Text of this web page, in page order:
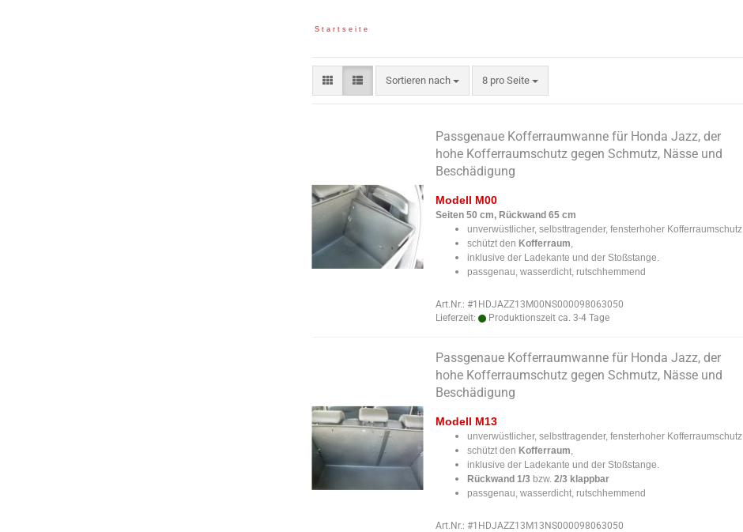
S t a r t s e i t e
Sortieren nach
Sortieren nach 8 pro Seite
pro Seite
Passgenaue Kofferraumwanne für Honda Jazz, der
hohe Kofferraumschutz gegen Schmutz, Nässe und
Beschädigung
Modell M00
Seiten 50 cm, Rückwand 65 cm
unverwüstlicher, selbsttragender, fensterhoher Kofferraumschutz
schützt den Kofferraum,
inklusive der Ladekante und der Stoßstange.
passgenau, wasserdicht, rutschhemmend
Art.Nr.: #1HDJAZZ13M00NS000098063050
Lieferzeit:
Produktionszeit ca. 3-4 Tage
Passgenaue Kofferraumwanne für Honda Jazz, der
hohe Kofferraumschutz gegen Schmutz, Nässe und
Beschädigung
Modell M13
unverwüstlicher, selbsttragender, fensterhoher Kofferraumschutz
schützt den Kofferraum,
inklusive der Ladekante und der Stoßstange.
Rückwand 1/3 bzw.2/3 klappbar
passgenau, wasserdicht, rutschhemmend
Art.Nr.: #1HDJAZZ13M13NS000098063050